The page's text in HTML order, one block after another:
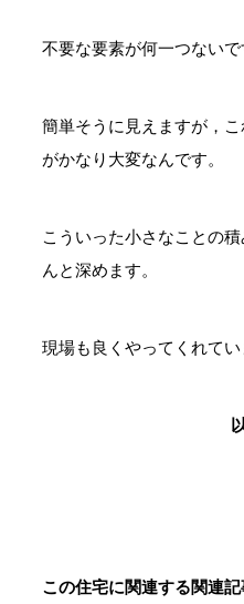
不要な要素が何一つないで
簡単そうに見えますが，
がかなり大変なんです。
こういった小さなことの
んと深めます。
現場も良くやってくれてい
この住宅に関連する関連記